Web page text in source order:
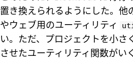
置き換えられるようにした。他
やウェブ用のユーティリティ
い。ただ、プロジェクトを小さ
させたユーティリティ関数がい